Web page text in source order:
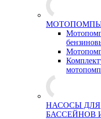
НАСОСЫ ДЛЯ
БАССЕЙНОВ